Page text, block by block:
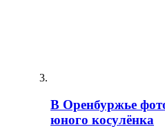
В Оренбуржье
юного косулёнка